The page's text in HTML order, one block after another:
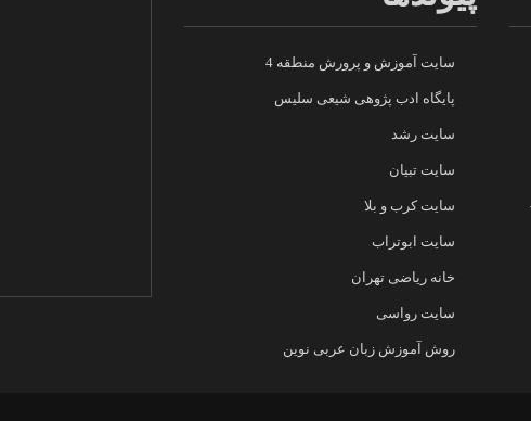
سایت آموزش و پرورش منطقه 4
پایگاه ادب پژوهی شیعی سلیس
سایت رشد
سایت تبیان
سایت کرب و بلا
سایت ابوتراب
خانه ریاضی تهران
سایت رواسی
روش آموزش زبان عربی نوین